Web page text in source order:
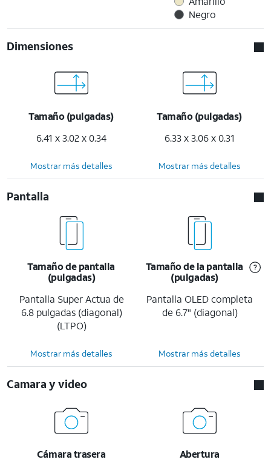
Negro
Dimensiones
Tamaño (pulgadas)
6.41 x 3.02 x 0.34
Tamaño (pulgadas)
6.33 x 3.06 x 0.31
Mostrar más detalles Mostrar más detalles
Pantalla
Tamaño de pantalla
(pulgadas)
Pantalla Super Actua de
6.8 pulgadas (diagonal)
(LTPO)
Tamaño de la pantalla
(pulgadas)
Pantalla OLED completa
de 6.7" (diagonal)
Mostrar más detalles Mostrar más detalles
Camara y video
Cámara trasera
Abertura